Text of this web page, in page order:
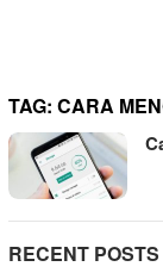
TAG: CARA
RECENT POSTS